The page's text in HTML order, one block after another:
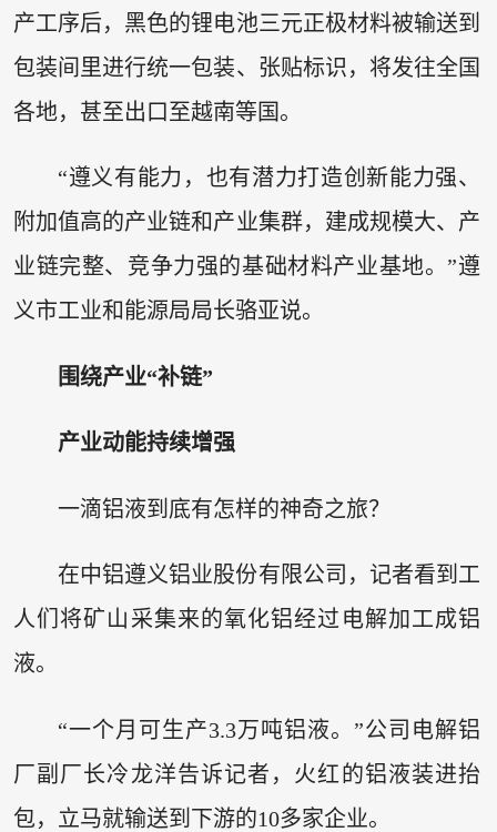
产工序后，黑色的锂电池三元正极材料被输送到
包装间里进行统一包装、张贴标识，将发往全国
各地，甚至出口至越南等国。
“遵义有能力，也有潜力打造创新能力强、
附加值高的产业链和产业集群，建成规模大、产
业链完整、竞争力强的基础材料产业基地。”遵
义市工业和能源局局长骆亚说。
围绕产业“补链”
产业动能持续增强
一滴铝液到底有怎样的神奇之旅？
在中铝遵义铝业股份有限公司，记者看到工
人们将矿山采集来的氧化铝经过电解加工成铝
液。
“一个月可生产3.3万吨铝液。”公司电解铝
厂副厂长冷龙洋告诉记者，火红的铝液装进抬
包，立马就输送到下游的10多家企业。